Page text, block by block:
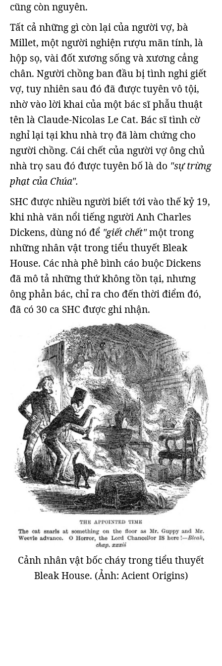
cũng còn nguyên.
Tất cả những gì còn lại của người vợ, bà
Millet, một người nghiện rượu mãn tính, là
hộp sọ, vài đốt xương sống và xương cẳng
chân. Người chồng ban đầu bị tình nghi giết
vợ, tuy nhiên sau đó đã được tuyên vô tội,
nhờ vào lời khai của một bác sĩ phẫu thuật
tên là Claude-Nicolas Le Cat. Bác sĩ tình cờ
nghỉ lại tại khu nhà trọ đã làm chứng cho
người chồng. Cái chết của người vợ ông chủ
nhà trọ sau đó được tuyên bố là do "sự trừng
phạt của Chúa".
SHC được nhiều người biết tới vào thế kỷ 19,
khi nhà văn nổi tiếng người Anh Charles
Dickens, dùng nó để "giết chết"một trong
những nhân vật trong tiểu thuyết Bleak
House. Các nhà phê bình cáo buộc Dickens
đã mô tả những thứ không tồn tại, nhưng
ông phản bác, chỉ ra cho đến thời điểm đó,
đã có 30 ca SHC được ghi nhận.
Cảnh nhân vật bốc cháy trong tiểu thuyết
Bleak House. (Ảnh: Acient Origins)